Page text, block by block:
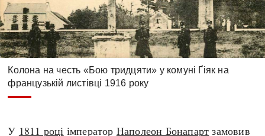
Колона на честь «Бою тридцяти» у комуні Ґіяк на
французькій листівці 1916 року
У 1811 році імператор Наполеон Бонапарт замовив